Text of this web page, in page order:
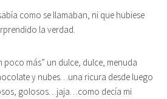
como se llamaban, ni que hubiese
la verdad.
poco más” un dulce, dulce, menuda
y nubes…una ricura desde luego
golosos…jaja…como decía mi